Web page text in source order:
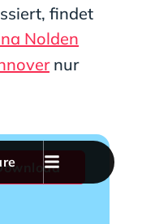
findet
Nolden
nur